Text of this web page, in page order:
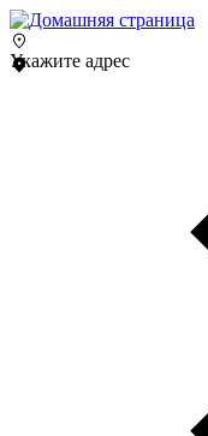
Укажите адрес